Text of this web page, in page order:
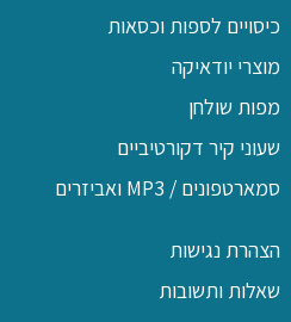
כיסויים לספות וכסאות
מוצרי יודאיקה
מפות שולחן
שעוני קיר דקורטיביים
סמארטפונים / MP3 ואביזרים
הצהרת נגישות
שאלות ותשובות